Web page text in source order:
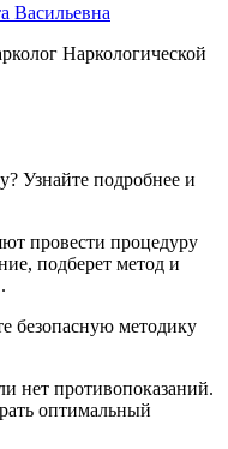
Васильевна
Наркологической
Узнайте подробнее и
провести процедуру
подберет метод и
безопасную методику
нет противопоказаний.
оптимальный